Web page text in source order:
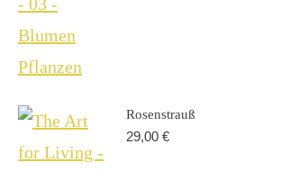
Rosenstrauß
29,00 €